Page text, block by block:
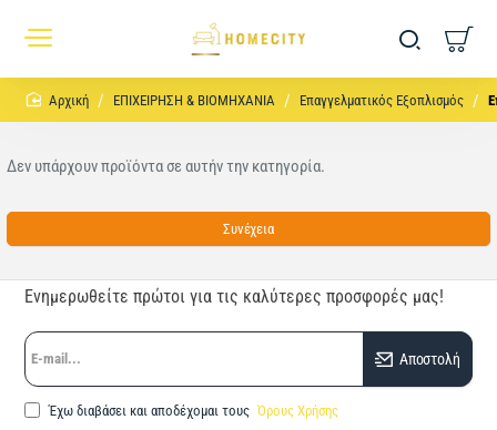
homeΕΠΙΧΕΙΡΗΣΗ & ΒΙΟΜΗΧΑΝΙΑ Eπαγγελματικός Εξοπλισμός
Δεν υπάρχουν προϊόντα σε αυτήν την κατηγορία.
Συνέχεια
Ενημερωθείτε πρώτοι για τις καλύτερες προσφορές μας!
E-
mail...
Αποστολή
Έχω διαβάσει και αποδέχομαι τους Όρους Χρήσης